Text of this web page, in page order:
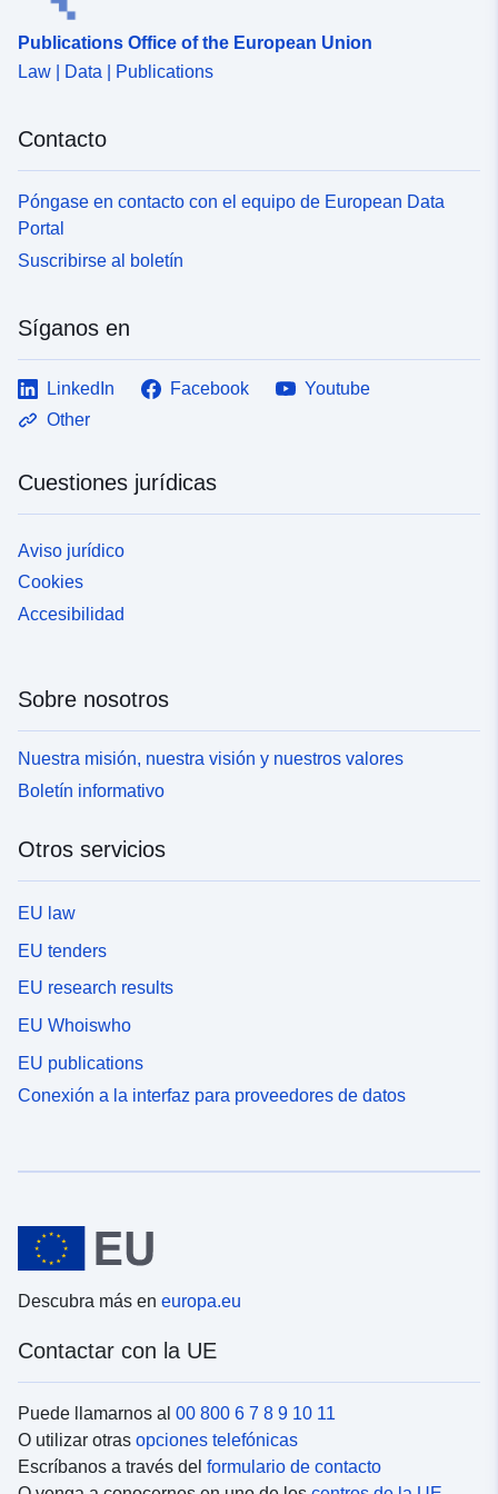
Publications Office of the European Union
Law | Data | Publications
Contacto
Póngase en contacto con el equipo de European Data
Portal
Suscribirse al boletín
Síganos en
LinkedIn Facebook
Youtube
Other
Cuestiones jurídicas
Aviso jurídico
Cookies
Accesibilidad
Sobre nosotros
Nuestra misión, nuestra visión y nuestros valores
Boletín informativo
Otros servicios
EU law
EU tenders
EU research results
EU Whoiswho
EU publications
Conexión a la interfaz para proveedores de datos
Descubra más en europa.eu
Contactar con la UE
Puede llamarnos al 00 800 6 7 8 9 10 11
O utilizar otras opciones telefónicas
Escríbanos a través del formulario de contacto